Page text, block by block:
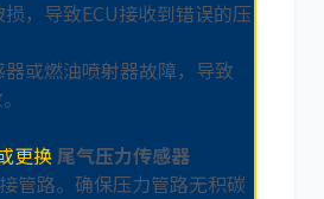
，导致ECU接收到错误的压
或燃油喷射器故障，导致
更换尾气压力传感器
管路。确保压力管路无积碳